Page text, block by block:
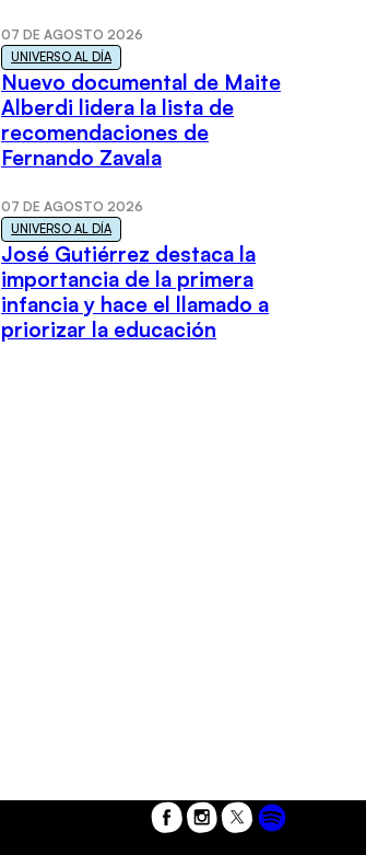
07 DE AGOSTO 2026
UNIVERSO AL DÍA
Nuevo documental de Maite
Alberdi lidera la lista de
recomendaciones de
Fernando Zavala
07 DE AGOSTO 2026
UNIVERSO AL DÍA
José Gutiérrez destaca la
importancia de la primera
infancia y hace el llamado a
priorizar la educación